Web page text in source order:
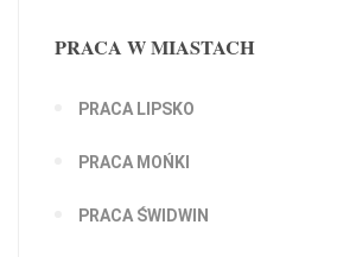
PRACA W MIASTACH
PRACA LIPSKO
PRACA MOŃKI
PRACA ŚWIDWIN